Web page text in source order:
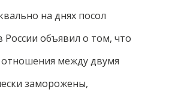
на днях посол
объявил о том, что
между двумя
заморожены,